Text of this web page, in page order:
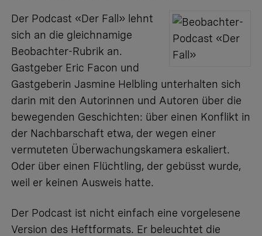
Der Podcast «Der Fall» lehnt
sich an die gleichnamige
Beobachter-Rubrik an.
Gastgeber Eric Facon und
Gastgeberin Jasmine Helbling unterhalten sich
darin mit den Autorinnen und Autoren über die
bewegenden Geschichten: über einen Konflikt in
der Nachbarschaft etwa, der wegen einer
vermuteten Überwachungskamera eskaliert.
Oder über einen Flüchtling, der gebüsst wurde,
weil er keinen Ausweis hatte.
Der Podcast ist nicht einfach eine vorgelesene
Version des Heftformats. Er beleuchtet die